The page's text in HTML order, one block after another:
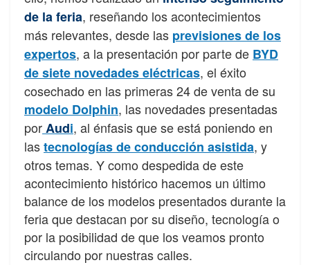
de la feria, reseñando los acontecimientos
más relevantes, desde las previsiones de los
expertos, a la presentación por parte de BYD
de siete novedades eléctricas, el éxito
cosechado en las primeras 24 de venta de su
modelo Dolphin, las novedades presentadas
porAudi, al énfasis que se está poniendo en
lastecnologías de conducción asistida, y
otros temas. Y como despedida de este
acontecimiento histórico hacemos un último
balance de los modelos presentados durante la
feria que destacan por su diseño, tecnología o
por la posibilidad de que los veamos pronto
circulando por nuestras calles.